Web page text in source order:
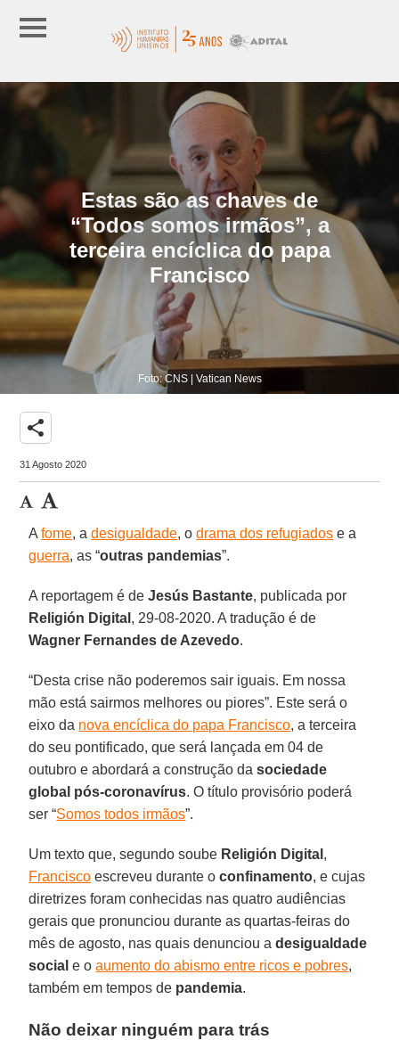
Estas são as chaves de
“Todos somos irmãos”, a
terceira encíclica do papa
Francisco
Foto: CNS | Vatican News
share
31 Agosto 2020
Afome, adesigualdade, odrama dos refugiados e a
guerra, as “outras pandemias”.
A reportagem é deJesús Bastante, publicada por
Religión Digital , 29-08-2020. A tradução é de
Wagner Fernandes de Azevedo.
“Desta crise não poderemos sair iguais. Em nossa
mão está sairmos melhores ou piores”. Este será o
eixo da nova encíclica do papa Francisco, a terceira
do seu pontificado, que será lançada em 04 de
outubro e abordará a construção dasociedade
global pós-coronavírus. O título provisório poderá
ser “Somos todos irmãos”.
Um texto que, segundo soube Religión Digital ,
Francisco escreveu durante oconfinamento, e cujas
diretrizes foram conhecidas nas quatro audiências
gerais que pronunciou durante as quartas-feiras do
mês de agosto, nas quais denunciou adesigualdade
social e oaumento do abismo entre ricos e pobres,
também em tempos de pandemia.
Não deixar ninguém para trás